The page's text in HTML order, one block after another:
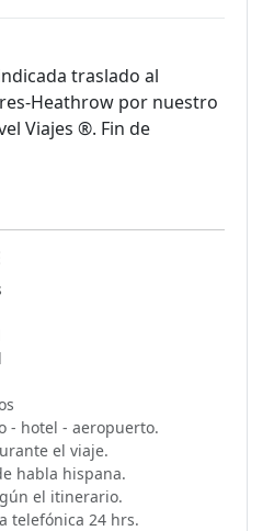
traslado al
Heathrow por nuestro
Viajes ®. Fin de
- hotel - aeropuerto.
el viaje.
habla hispana.
el itinerario.
telefónica 24 hrs.